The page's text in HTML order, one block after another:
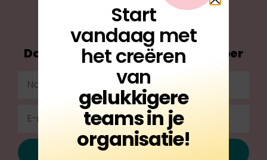
Download onze GRATIS whitepaper
Downloaden
Start
vandaag met
het creëren
van
gelukkigere
teams in je
organisatie!